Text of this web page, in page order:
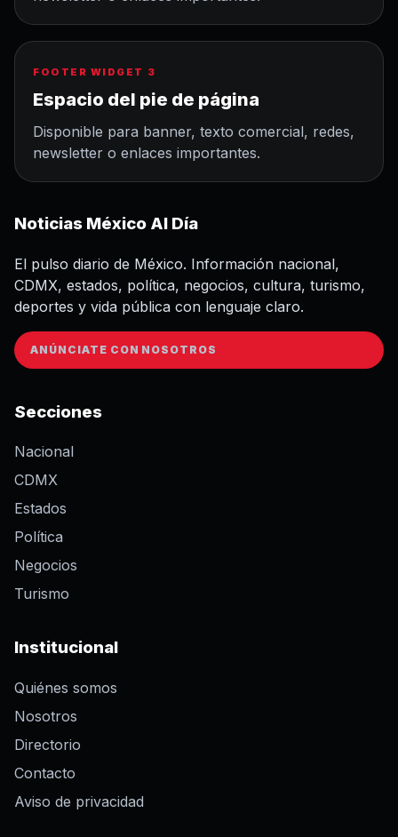
FOOTER WIDGET 3
Espacio del pie de página
Disponible para banner, texto comercial, redes,
newsletter o enlaces importantes.
Noticias México Al Día
El pulso diario de México. Información nacional,
CDMX, estados, política, negocios, cultura, turismo,
deportes y vida pública con lenguaje claro.
ANÚNCIATE CON NOSOTROS
Secciones
Nacional
CDMX
Estados
Política
Negocios
Turismo
Institucional
Quiénes somos
Nosotros
Directorio
Contacto
Aviso de privacidad